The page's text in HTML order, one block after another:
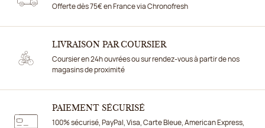
Offerte dès 75€ en France via Chronofresh
LIVRAISON PAR COURSIER
Coursier en 24h ouvrées ou sur rendez-vous à partir de nos
magasins de proximité
PAIEMENT SÉCURISÉ
100% sécurisé, PayPal, Visa, Carte Bleue, American Express,